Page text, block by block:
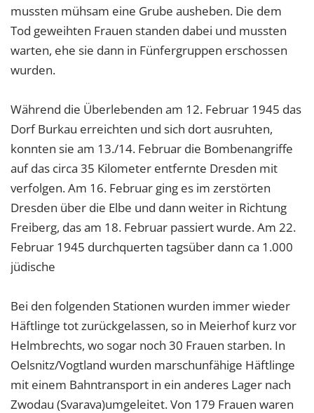
mussten mühsam eine Grube ausheben. Die dem
Tod geweihten Frauen standen dabei und mussten
warten, ehe sie dann in Fünfergruppen erschossen
wurden.
Während die Überlebenden am 12. Februar 1945 das
Dorf Burkau erreichten und sich dort ausruhten,
konnten sie am 13./14. Februar die Bombenangriffe
auf das circa 35 Kilometer entfernte Dresden mit
verfolgen. Am 16. Februar ging es im zerstörten
Dresden über die Elbe und dann weiter in Richtung
Freiberg, das am 18. Februar passiert wurde. Am 22.
Februar 1945 durchquerten tagsüber dann ca 1.000
jüdische
Bei den folgenden Stationen wurden immer wieder
Häftlinge tot zurückgelassen, so in Meierhof kurz vor
Helmbrechts, wo sogar noch 30 Frauen starben. In
Oelsnitz/Vogtland wurden marschunfähige Häftlinge
mit einem Bahntransport in ein anderes Lager nach
Zwodau (Svarava)umgeleitet. Von 179 Frauen waren